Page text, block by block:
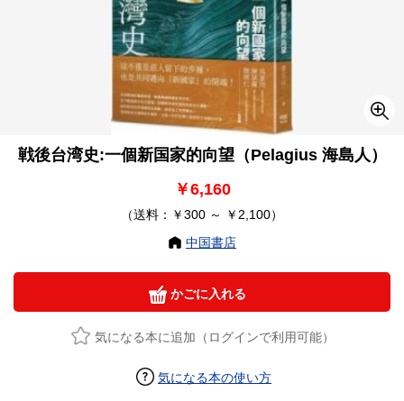
戦後台湾史:一個新国家的向望（Pelagius 海島人）
￥6,160
（送料：￥300 ～ ￥2,100）
中国書店
かごに入れる
気になる本に追加（ログインで利用可能）
気になる本の使い方